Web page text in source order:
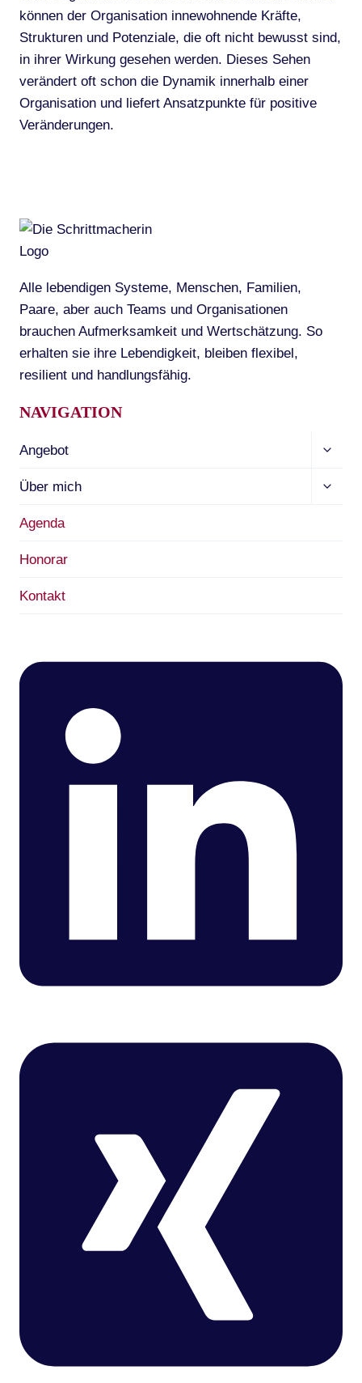
können der Organisation innewohnende Kräfte,
Strukturen und Potenziale, die oft nicht bewusst sind,
in ihrer Wirkung gesehen werden. Dieses Sehen
verändert oft schon die Dynamik innerhalb einer
Organisation und liefert Ansatzpunkte für positive
Veränderungen.
Alle lebendigen Systeme, Menschen, Familien,
Paare, aber auch Teams und Organisationen
brauchen Aufmerksamkeit und Wertschätzung. So
erhalten sie ihre Lebendigkeit, bleiben flexibel,
resilient und handlungsfähig.
NAVIGATION
Angebot
Über mich
Agenda
Honorar
Kontakt